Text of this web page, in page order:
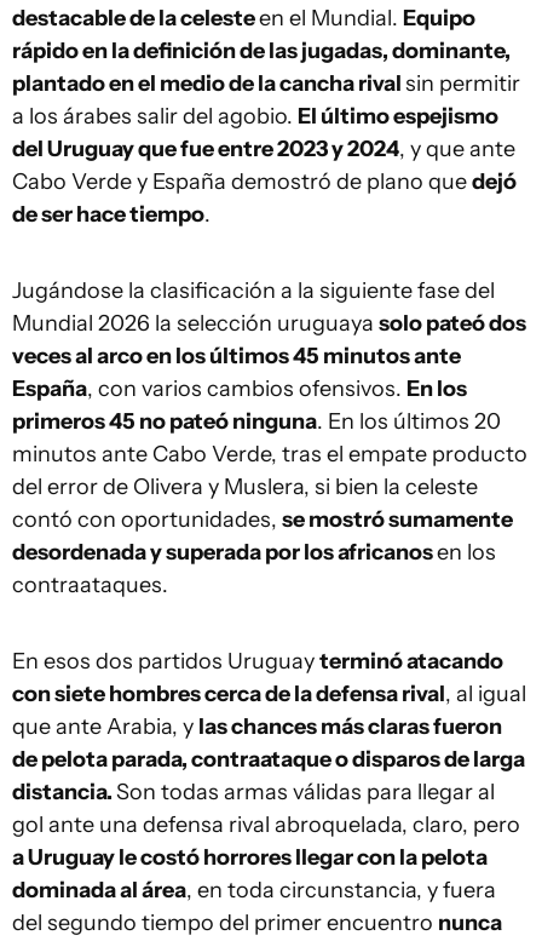
destacable de la celesteen el Mundial. Equipo
rápido en la definición de las jugadas, dominante,
plantado en el medio de la cancha rivalsin permitir
a los árabes salir del agobio. El último espejismo
del Uruguay que fue entre 2023 y 2024, y que ante
Cabo Verde y España demostró de plano quedejó
de ser hace tiempo.
Jugándose la clasificación a la siguiente fase del
Mundial 2026 la selección uruguaya solo pateó dos
veces al arco en los últimos 45 minutos ante
España, con varios cambios ofensivos. En los
primeros 45 no pateó ninguna. En los últimos 20
minutos ante Cabo Verde, tras el empate producto
del error de Olivera y Muslera, si bien la celeste
contó con oportunidades, se mostró sumamente
desordenada y superada por los africanosen los
contraataques.
En esos dos partidos Uruguayterminó atacando
con siete hombres cerca de la defensa rival, al igual
que ante Arabia, y las chances más claras fueron
de pelota parada, contraataque o disparos de larga
distancia.Son todas armas válidas para llegar al
gol ante una defensa rival abroquelada, claro, pero
a Uruguay le costó horrores llegar con la pelota
dominada al área, en toda circunstancia, y fuera
del segundo tiempo del primer encuentro nunca